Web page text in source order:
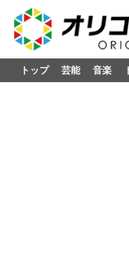
トップ 芸能 音楽